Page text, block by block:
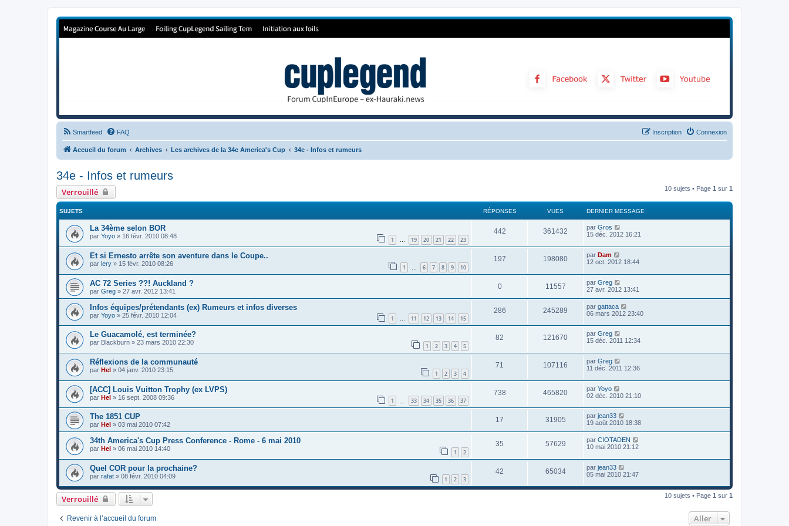
Forum de Cup In Europe
Smartfeed FAQ Connexion
Inscription
Accueil du forum Archives Les archives de la 34e America's Cup 34e - Infos et rumeurs
34e - Infos et rumeurs
Verrouillé 10 sujets • Page 1 sur 1
SUJETS RÉPONSES VUES DERNIER MESSAGE
La 34ème selon BOR
par Yoyo » 16 févr. 2010 08:48 1 … 19 20 21 22 23
442 361432 par Gros
15 déc. 2012 16:21
Et si Ernesto arrête son aventure dans le Coupe..
par lery » 15 févr. 2010 08:26 1 … 6 7 8 9 10
197 198080 par Dam
12 oct. 2012 18:44
AC 72 Series ??! Auckland ?
par Greg » 27 avr. 2012 13:41
0 11557 par Greg
27 avr. 2012 13:41
Infos équipes/prétendants (ex) Rumeurs et infos diverses
par Yoyo » 25 févr. 2010 12:04 1 11 12 13 14 15
286 245289 par gattaca
06 mars 2012 23:40
Le Guacamolé, est terminée?
par Blackburn » 23 mars 2010 22:30 1 2 3 4 5
82 121670 par Greg
15 déc. 2011 12:34
Réflexions de la communauté
par Hel » 04 janv. 2010 23:15 1 2 3 4
71 107116 par Greg
11 déc. 2011 12:36
[ACC] Louis Vuitton Trophy (ex LVPS)
par Hel » 16 sept. 2008 09:36 1 33 34 35 36 37
738 465820 par Yoyo
02 déc. 2010 21:10
The 1851 CUP
par Hel » 03 mai 2010 07:42
17 31905 par jean33
19 août 2010 18:38
34th America's Cup Press Conference - Rome - 6 mai 2010
par Hel » 06 mai 2010 14:40 1 2
35 57629 par CIOTADEN
10 mai 2010 21:12
Quel COR pour la prochaine?
par rafat » 08 févr. 2010 04:09 1 2 3
42 65034 par jean33
05 mai 2010 21:47
Verrouillé 10 sujets • Page 1 sur 1
Revenir à l’accueil du forum Aller